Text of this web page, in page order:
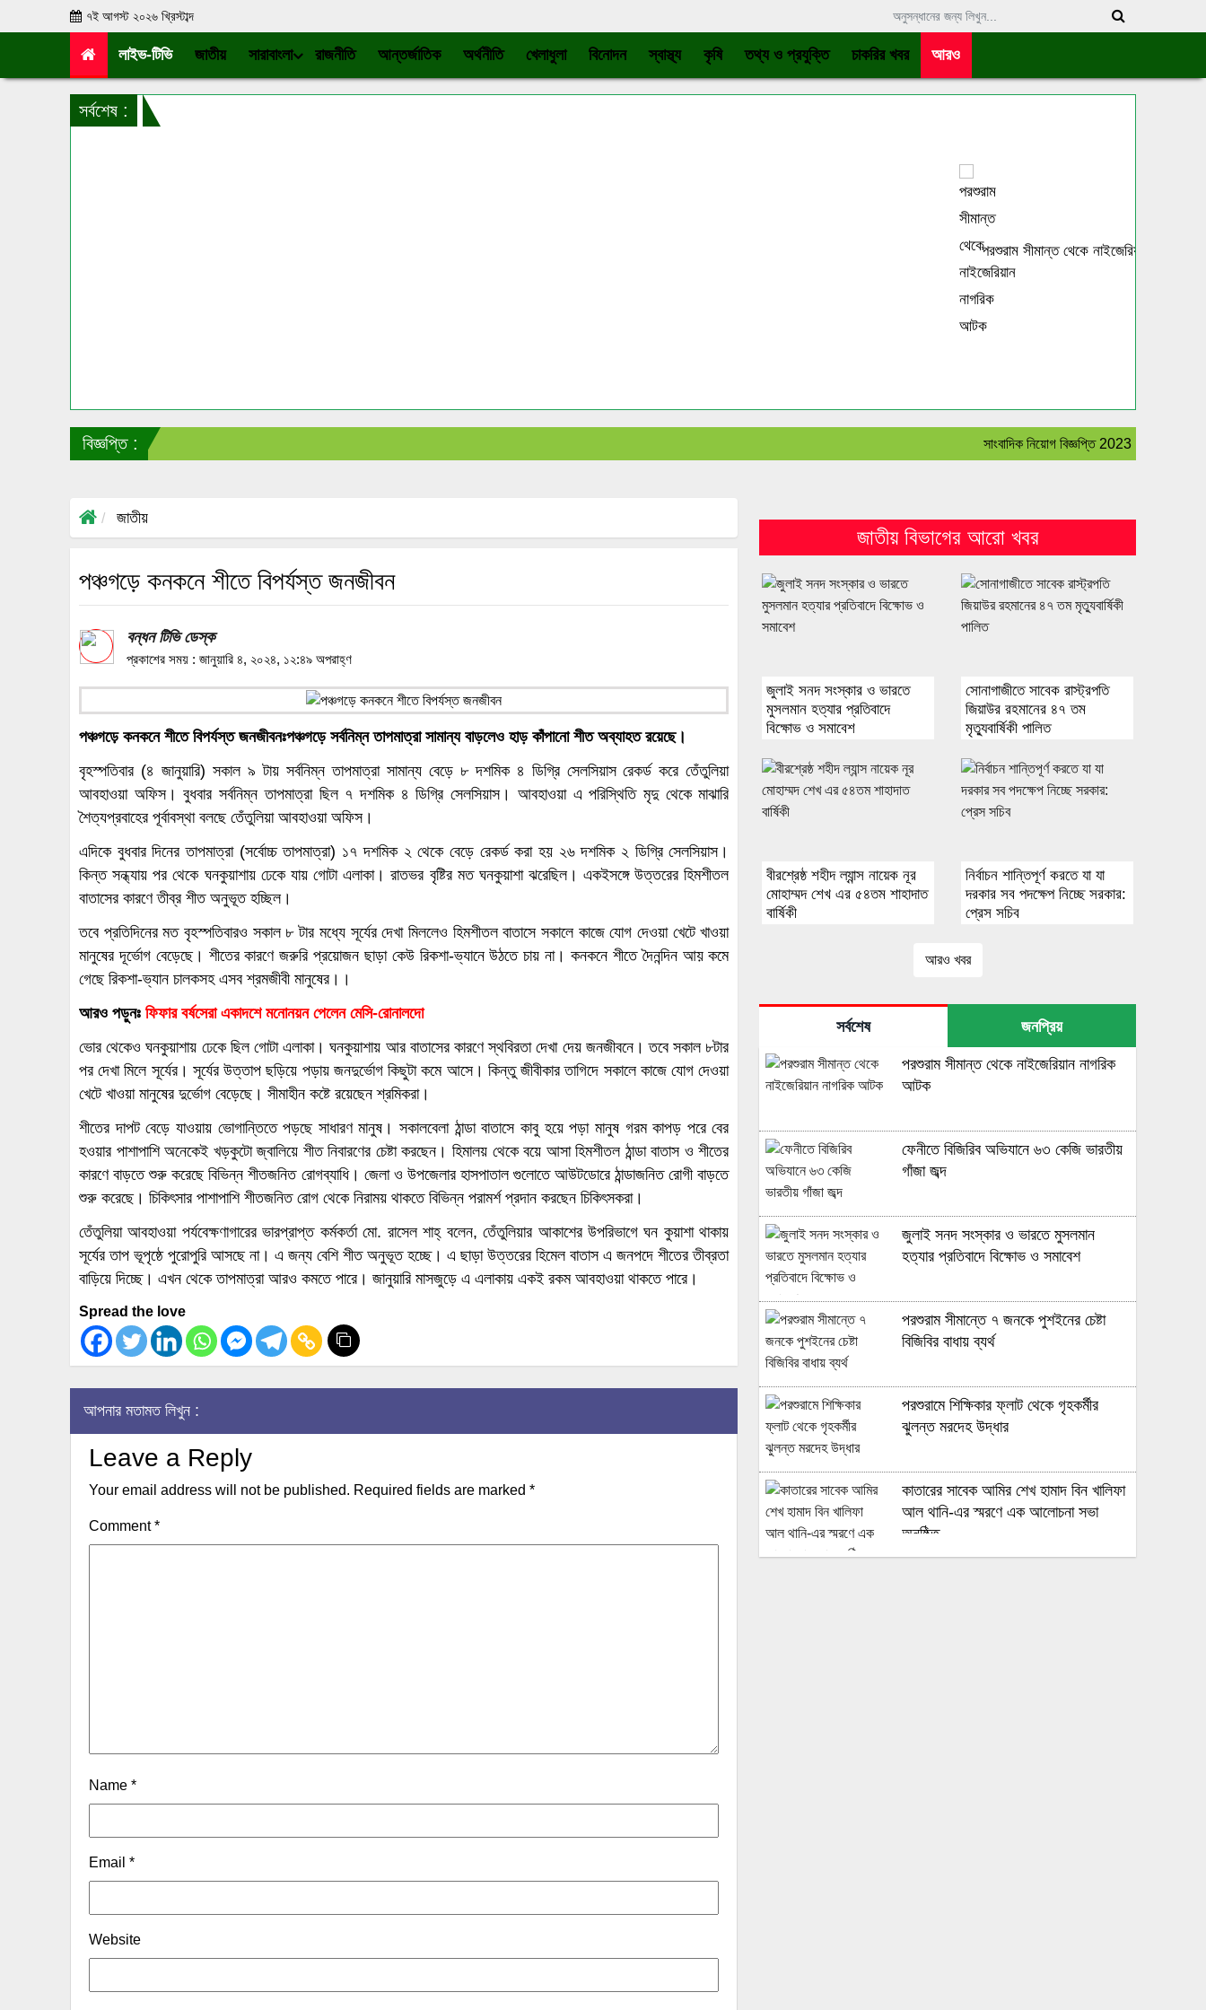
৭ই আগস্ট ২০২৬ খ্রিস্টাব্দ
লাইভ-টিভি জাতীয় সারাবাংলা রাজনীতি আন্তর্জাতিক অর্থনীতি খেলাধুলা বিনোদন স্বাস্থ্য কৃষি তথ্য ও প্রযুক্তি চাকরির খবর আরও
সর্বশেষ :
পরশুরাম সীমান্ত থেকে নাইজেরিয়ান নাগরিক আটক
বিজ্ঞপ্তি : সাংবাদিক নিয়োগ বিজ্ঞপ্তি 2023 :- বহির্বিশ্ব সহ
জাতীয়
পঞ্চগড়ে কনকনে শীতে বিপর্যস্ত জনজীবন
বন্ধন টিভি ডেস্ক
প্রকাশের সময় : জানুয়ারি ৪, ২০২৪, ১২:৪৯ অপরাহ্ণ
পঞ্চগড়ে কনকনে শীতে বিপর্যস্ত জনজীবনঃপঞ্চগড়ে সর্বনিম্ন তাপমাত্রা সামান্য বাড়লেও হাড় কাঁপানো শীত অব্যাহত রয়েছে।
বৃহস্পতিবার (৪ জানুয়ারি) সকাল ৯ টায় সর্বনিম্ন তাপমাত্রা সামান্য বেড়ে ৮ দশমিক ৪ ডিগ্রি সেলসিয়াস রেকর্ড করে তেঁতুলিয়া
আবহাওয়া অফিস। বুধবার সর্বনিম্ন তাপমাত্রা ছিল ৭ দশমিক ৪ ডিগ্রি সেলসিয়াস। আবহাওয়া এ পরিস্থিতি মৃদু থেকে মাঝারি
শৈত্যপ্রবাহের পূর্বাবস্থা বলছে তেঁতুলিয়া আবহাওয়া অফিস।
এদিকে বুধবার দিনের তাপমাত্রা (সর্বোচ্চ তাপমাত্রা) ১৭ দশমিক ২ থেকে বেড়ে রেকর্ড করা হয় ২৬ দশমিক ২ ডিগ্রি সেলসিয়াস।
কিন্ত সন্ধ্যায় পর থেকে ঘনকুয়াশায় ঢেকে যায় গোটা এলাকা। রাতভর বৃষ্টির মত ঘনকুয়াশা ঝরেছিল। একইসঙ্গে উত্তরের হিমশীতল
বাতাসের কারণে তীব্র শীত অনুভূত হচ্ছিল।
তবে প্রতিদিনের মত বৃহস্পতিবারও সকাল ৮ টার মধ্যে সূর্যের দেখা মিললেও হিমশীতল বাতাসে সকালে কাজে যোগ দেওয়া খেটে খাওয়া
মানুষের দূর্ভোগ বেড়েছে। শীতের কারণে জরুরি প্রয়োজন ছাড়া কেউ রিকশা-ভ্যানে উঠতে চায় না। কনকনে শীতে দৈনন্দিন আয় কমে
গেছে রিকশা-ভ্যান চালকসহ এসব শ্রমজীবী মানুষের।।
আরও পড়ুনঃ ফিফার বর্ষসেরা একাদশে মনোনয়ন পেলেন মেসি-রোনালদো
ভোর থেকেও ঘনকুয়াশায় ঢেকে ছিল গোটা এলাকা। ঘনকুয়াশায় আর বাতাসের কারণে স্থবিরতা দেখা দেয় জনজীবনে। তবে সকাল ৮টার
পর দেখা মিলে সূর্যের। সূর্যের উত্তাপ ছড়িয়ে পড়ায় জনদুর্ভোগ কিছুটা কমে আসে। কিন্তু জীবীকার তাগিদে সকালে কাজে যোগ দেওয়া
খেটে খাওয়া মানুষের দুর্ভোগ বেড়েছে। সীমাহীন কষ্টে রয়েছেন শ্রমিকরা।
শীতের দাপট বেড়ে যাওয়ায় ভোগান্তিতে পড়ছে সাধারণ মানুষ। সকালবেলা ঠান্ডা বাতাসে কাবু হয়ে পড়া মানুষ গরম কাপড় পরে বের
হওয়ার পাশাপাশি অনেকেই খড়কুটো জ্বালিয়ে শীত নিবারণের চেষ্টা করছেন। হিমালয় থেকে বয়ে আসা হিমশীতল ঠান্ডা বাতাস ও শীতের
কারণে বাড়তে শুরু করেছে বিভিন্ন শীতজনিত রোগব্যাধি। জেলা ও উপজেলার হাসপাতাল গুলোতে আউটডোরে ঠান্ডাজনিত রোগী বাড়তে
শুরু করেছে। চিকিৎসার পাশাপাশি শীতজনিত রোগ থেকে নিরাময় থাকতে বিভিন্ন পরামর্শ প্রদান করছেন চিকিৎসকরা।
তেঁতুলিয়া আবহাওয়া পর্যবেক্ষণাগারের ভারপ্রাপ্ত কর্মকর্তা মো. রাসেল শাহ্ বলেন, তেঁতুলিয়ার আকাশের উপরিভাগে ঘন কুয়াশা থাকায়
সূর্যের তাপ ভূপৃষ্ঠে পুরোপুরি আসছে না। এ জন্য বেশি শীত অনুভূত হচ্ছে। এ ছাড়া উত্তরের হিমেল বাতাস এ জনপদে শীতের তীব্রতা
বাড়িয়ে দিচ্ছে। এখন থেকে তাপমাত্রা আরও কমতে পারে। জানুয়ারি মাসজুড়ে এ এলাকায় একই রকম আবহাওয়া থাকতে পারে।
Spread the love
আপনার মতামত লিখুন :
Leave a Reply
Your email address will not be published. Required fields are marked *
Comment*
Name *
Email *
Website
জাতীয় বিভাগের আরো খবর
জুলাই সনদ সংস্কার ও ভারতে
মুসলমান হত্যার প্রতিবাদে
বিক্ষোভ ও সমাবেশ
সোনাগাজীতে সাবেক রাস্ট্রপতি
জিয়াউর রহমানের ৪৭ তম
মৃত্যুবার্ষিকী পালিত
বীরশ্রেষ্ঠ শহীদ ল্যান্স নায়েক নূর
মোহাম্মদ শেখ এর ৫৪তম শাহাদাত
বার্ষিকী
নির্বাচন শান্তিপূর্ণ করতে যা যা
দরকার সব পদক্ষেপ নিচ্ছে সরকার:
প্রেস সচিব
আরও খবর
সর্বশেষ জনপ্রিয়
পরশুরাম সীমান্ত থেকে নাইজেরিয়ান নাগরিক
আটক
ফেনীতে বিজিরিব অভিযানে ৬৩ কেজি ভারতীয়
গাঁজা জব্দ
জুলাই সনদ সংস্কার ও ভারতে মুসলমান
হত্যার প্রতিবাদে বিক্ষোভ ও সমাবেশ
পরশুরাম সীমান্তে ৭ জনকে পুশইনের চেষ্টা
বিজিবির বাধায় ব্যর্থ
পরশুরামে শিক্ষিকার ফ্লাট থেকে গৃহকর্মীর
ঝুলন্ত মরদেহ উদ্ধার
কাতারের সাবেক আমির শেখ হামাদ বিন খালিফা
আল থানি-এর স্মরণে এক আলোচনা সভা
অনুষ্ঠিত